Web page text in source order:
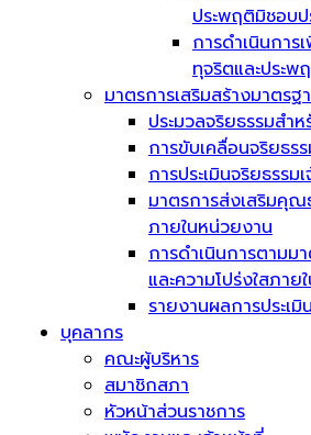
ประพฤติมิชอบป
การดำเนินการ
ทุจริตและประพ
มาตรการเสริมสร้างมาตรฐ
ประมวลจริยธรรมสำ
การขับเคลื่อนจริยธร
การประเมินจริยธรรม
มาตรการส่งเสริมคุณ
ภายในหน่วยงาน
การดำเนินการตามม
และความโปร่งใสภา
รายงานผลการประเ
บุคลากร
คณะผู้บริหาร
สมาชิกสภา
หัวหน้าส่วนราชการ